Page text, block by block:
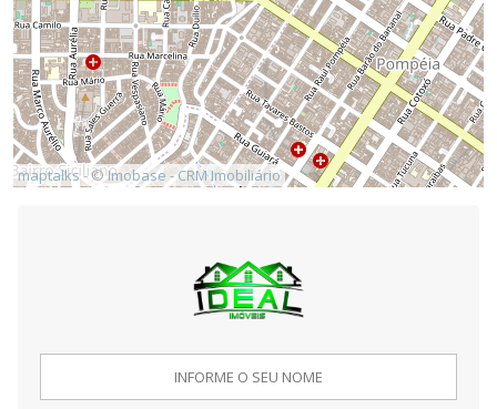
maptalks- ©Imobase - CRM Imobiliário